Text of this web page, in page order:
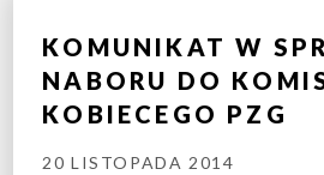
KOMUNIKAT W
NABORU DO
KOBIECEGO PZG
20 LISTOPADA 2014